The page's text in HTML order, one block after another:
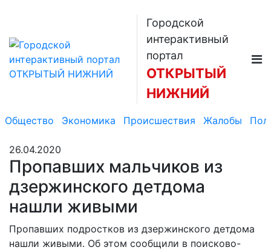
Городской
интерактивный
портал
ОТКРЫТЫЙ
НИЖНИЙ
Общество Экономика Происшествия Жалобы
26.04.2020
Пропавших мальчиков из
дзержинского детдома
нашли живыми
Пропавших подростков из дзержинского детдома
нашли живыми. Об этом сообщили в поисково-